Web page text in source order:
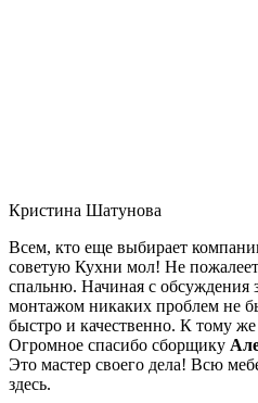
Кристина Шатунова
Всем, кто еще выбирает
советую Кухни мол! Не
спальню. Начиная с обсуждения
монтажом никаких проблем не
быстро и качественно. К тому
Огромное спасибо сборщику
Это мастер своего дела! Всю
здесь.